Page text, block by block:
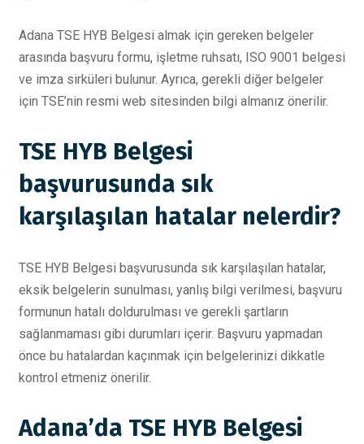
Adana TSE HYB Belgesi almak için gereken belgeler
arasında başvuru formu, işletme ruhsatı, ISO 9001 belgesi
ve imza sirküleri bulunur. Ayrıca, gerekli diğer belgeler
için TSE’nin resmi web sitesinden bilgi almanız önerilir.
TSE HYB Belgesi
başvurusunda sık
karşılaşılan hatalar nelerdir?
TSE HYB Belgesi başvurusunda sık karşılaşılan hatalar,
eksik belgelerin sunulması, yanlış bilgi verilmesi, başvuru
formunun hatalı doldurulması ve gerekli şartların
sağlanmaması gibi durumları içerir. Başvuru yapmadan
önce bu hatalardan kaçınmak için belgelerinizi dikkatle
kontrol etmeniz önerilir.
Adana’da TSE HYB Belgesi